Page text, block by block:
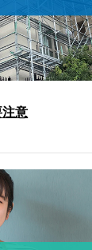
注意